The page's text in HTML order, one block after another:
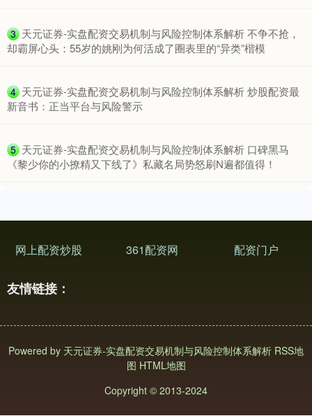
深证成指 14248.95 -62.06 -0.43%
3 ​天元证券-实盘配资交易机制与风险控制体系解析 不争不抢，
却霸屏心头：55岁的姚刚为何活成了圈表里的“异类”楷模
4 ​天元证券-实盘配资交易机制与风险控制体系解析 炒股配资最
新音书：正当平台与风险警示
5 ​天元证券-实盘配资交易机制与风险控制体系解析 口碑黑马
《黎少你的小撩精又下线了》私藏名局势怒刷N遍都值得！
网上配资炒股 361配资网 配资门户
友情链接：
Powered by 天元证券-实盘配资交易机制与风险控制体系解析 RSS地
图 HTML地图
Copyright © 2013-2024